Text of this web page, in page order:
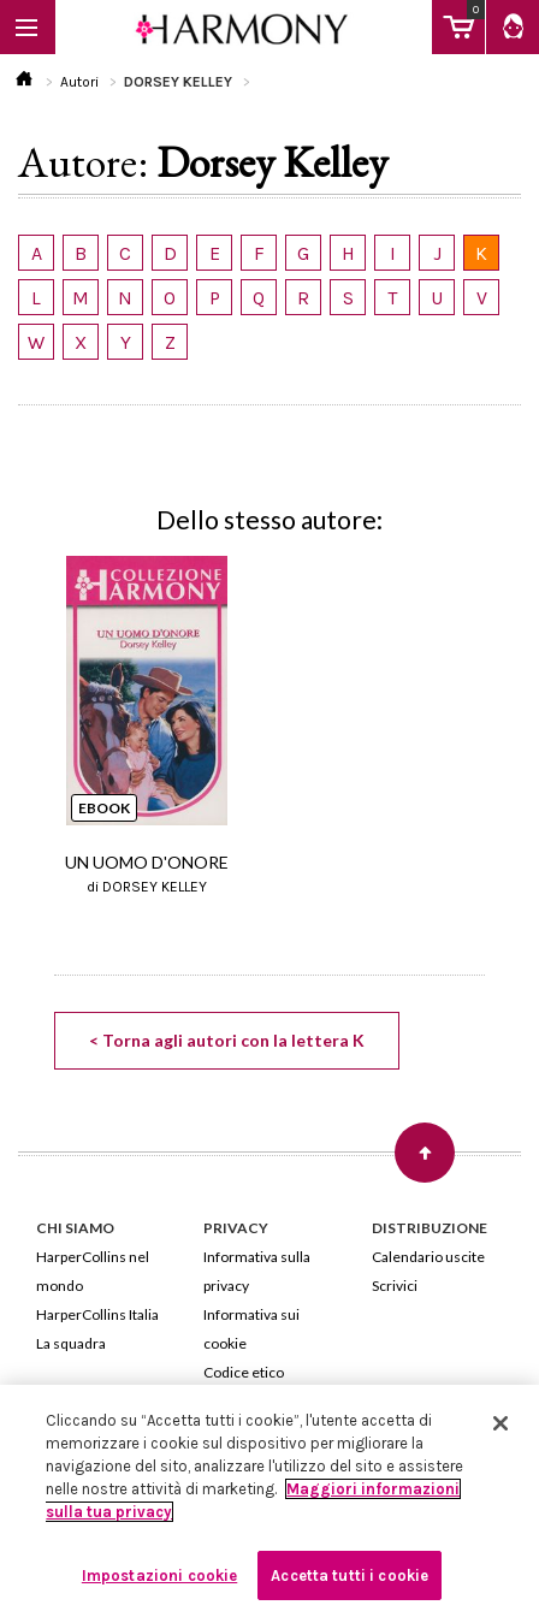
0
EBOOK
LIBRI
Calendario
Autori DORSEY KELLEY
Autore: Dorsey Kelley
A B C D E F G H I J
K
L
M N O P Q R S T U
V
W
X Y Z
Dello stesso autore:
EBOOK
UN UOMO D'ONORE
di DORSEY KELLEY
< Torna agli autori con la lettera K
CHI SIAMO
HarperCollins nel
mondo
HarperCollins Italia
La squadra
PRIVACY
Informativa sulla
privacy
Informativa sui
cookie
Codice etico
DISTRIBUZIONE
Calendario uscite
Scrivici
HarperCollins Italia S.p.A. Viale Monte Nero, 84 - 20135 Milano
Cod. Fiscale e P.IVA 05946780151 - Capitale Sociale 258.250 €
Iscritta in Milano al Registro delle imprese nr.198004 e REA nr.1051898
Cliccando su “Accetta tutti i cookie”, l'utente accetta di
memorizzare i cookie sul dispositivo per migliorare la
navigazione del sito, analizzare l'utilizzo del sito e assistere
nelle nostre attività di marketing. Maggiori informazioni
sulla tua privacy
Impostazioni cookie Accetta tutti i cookie